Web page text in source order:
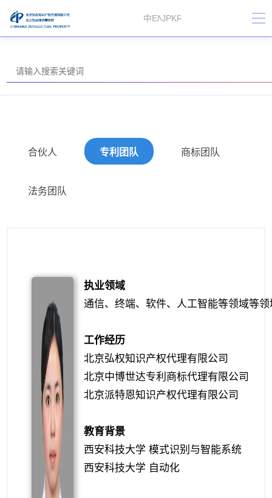
中ENJPKR
合伙人 专利团队 商标团队
法务团队
执业领域
通信、终端、软件、人工智能等领域等
工作经历
北京弘权知识产权代理有限公司
北京中博世达专利商标代理有限公司
北京派特恩知识产权代理有限公司
教育背景
西安科技大学 模式识别与智能系统
西安科技大学 自动化